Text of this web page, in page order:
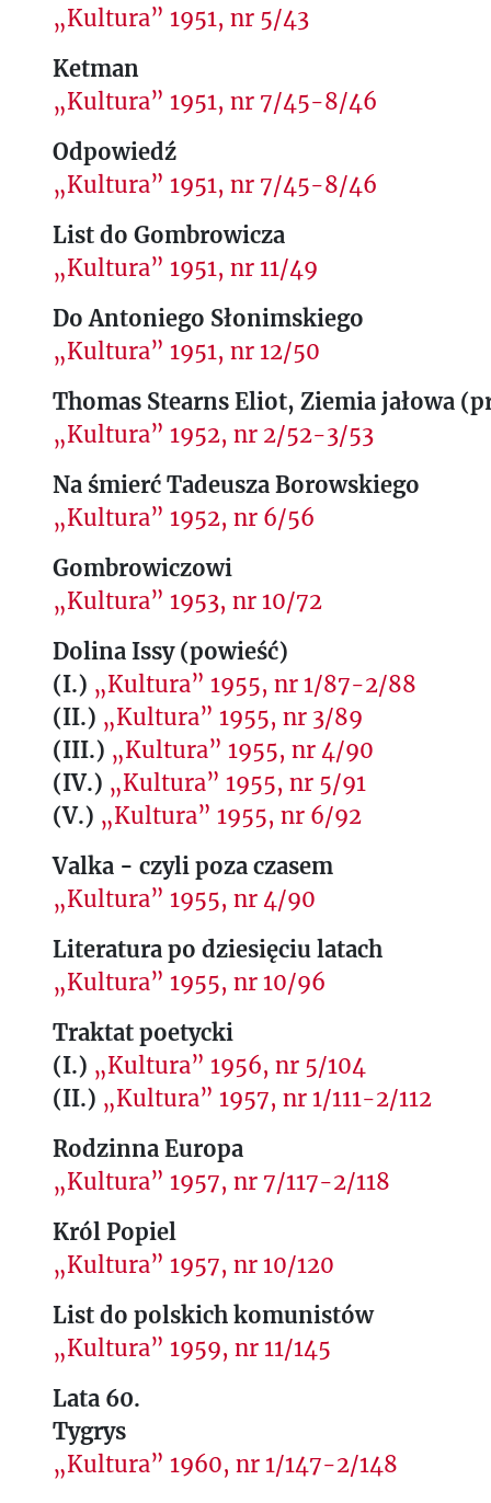
„Kultura” 1951, nr 5/43
Ketman
„Kultura” 1951, nr 7/45-8/46
Odpowiedź
„Kultura” 1951, nr 7/45-8/46
List do Gombrowicza
„Kultura” 1951, nr 11/49
Do Antoniego Słonimskiego
„Kultura” 1951, nr 12/50
Thomas Stearns Eliot, Ziemia jałowa
„Kultura” 1952, nr 2/52-3/53
Na śmierć Tadeusza Borowskiego
„Kultura” 1952, nr 6/56
Gombrowiczowi
„Kultura” 1953, nr 10/72
Dolina Issy (powieść)
(I.) „Kultura” 1955, nr 1/87-2/88
(II.) „Kultura” 1955, nr 3/89
(III.) „Kultura” 1955, nr 4/90
(IV.) „Kultura” 1955, nr 5/91
(V.) „Kultura” 1955, nr 6/92
Valka - czyli poza czasem
„Kultura” 1955, nr 4/90
Literatura po dziesięciu latach
„Kultura” 1955, nr 10/96
Traktat poetycki
(I.) „Kultura” 1956, nr 5/104
(II.) „Kultura” 1957, nr 1/111-2/112
Rodzinna Europa
„Kultura” 1957, nr 7/117-2/118
Król Popiel
„Kultura” 1957, nr 10/120
List do polskich komunistów
„Kultura” 1959, nr 11/145
Lata 60.
Tygrys
„Kultura” 1960, nr 1/147-2/148